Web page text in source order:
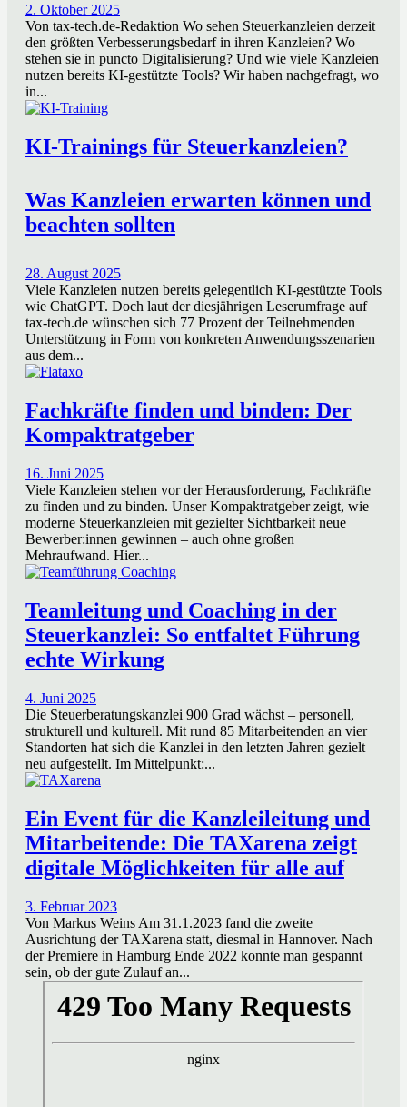
2. Oktober 2025
Von tax-tech.de-Redaktion Wo sehen Steuerkanzleien derzeit
den größten Verbesserungsbedarf in ihren Kanzleien? Wo
stehen sie in puncto Digitalisierung? Und wie viele Kanzleien
nutzen bereits KI-gestützte Tools? Wir haben nachgefragt, wo
in...
KI-Trainings für Steuerkanzleien?
Was Kanzleien erwarten können und
beachten sollten
28. August 2025
Viele Kanzleien nutzen bereits gelegentlich KI-gestützte Tools
wie ChatGPT. Doch laut der diesjährigen Leserumfrage auf
tax-tech.de wünschen sich 77 Prozent der Teilnehmenden
Unterstützung in Form von konkreten Anwendungsszenarien
aus dem...
Fachkräfte finden und binden: Der
Kompaktratgeber
16. Juni 2025
Viele Kanzleien stehen vor der Herausforderung, Fachkräfte
zu finden und zu binden. Unser Kompaktratgeber zeigt, wie
moderne Steuerkanzleien mit gezielter Sichtbarkeit neue
Bewerber:innen gewinnen – auch ohne großen
Mehraufwand. Hier...
Teamleitung und Coaching in der
Steuerkanzlei: So entfaltet Führung
echte Wirkung
4. Juni 2025
Die Steuerberatungskanzlei 900 Grad wächst – personell,
strukturell und kulturell. Mit rund 85 Mitarbeitenden an vier
Standorten hat sich die Kanzlei in den letzten Jahren gezielt
neu aufgestellt. Im Mittelpunkt:...
Ein Event für die Kanzleileitung und
Mitarbeitende: Die TAXarena zeigt
digitale Möglichkeiten für alle auf
3. Februar 2023
Von Markus Weins Am 31.1.2023 fand die zweite
Ausrichtung der TAXarena statt, diesmal in Hannover. Nach
der Premiere in Hamburg Ende 2022 konnte man gespannt
sein, ob der gute Zulauf an...